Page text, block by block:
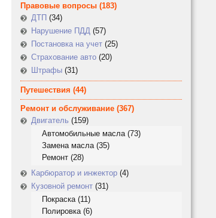
Правовые вопросы (183)
ДТП (34)
Нарушение ПДД (57)
Постановка на учет (25)
Страхование авто (20)
Штрафы (31)
Путешествия (44)
Ремонт и обслуживание (367)
Двигатель (159)
Автомобильные масла(73)
Замена масла(35)
Ремонт (28)
Карбюратор и инжектор (4)
Кузовной ремонт (31)
Покраска(11)
Полировка(6)